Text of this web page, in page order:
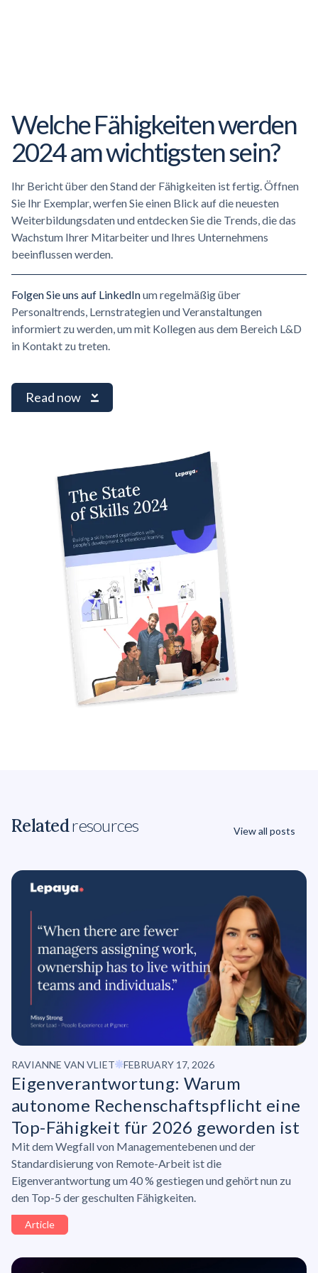
Welche Fähigkeiten werden
2024 am wichtigsten sein?
Ihr Bericht über den Stand der Fähigkeiten ist fertig. Öffnen
Sie Ihr Exemplar, werfen Sie einen Blick auf die neuesten
Weiterbildungsdaten und entdecken Sie die Trends, die das
Wachstum Ihrer Mitarbeiter und Ihres Unternehmens
beeinflussen werden.
Folgen Sie uns auf LinkedInum regelmäßig über
Personaltrends, Lernstrategien und Veranstaltungen
informiert zu werden, um mit Kollegen aus dem Bereich L&D
in Kontakt zu treten.
Read now
Relatedresources View all posts
RAVIANNE VAN VLIET FEBRUARY 17, 2026
Eigenverantwortung: Warum
autonome Rechenschaftspflicht eine
Top-Fähigkeit für 2026 geworden ist
Mit dem Wegfall von Managementebenen und der
Standardisierung von Remote-Arbeit ist die
Eigenverantwortung um 40 % gestiegen und gehört nun zu
den Top-5 der geschulten Fähigkeiten.
Article